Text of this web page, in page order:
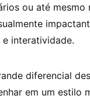
ou até
interatividade.
diferencial
em um estilo